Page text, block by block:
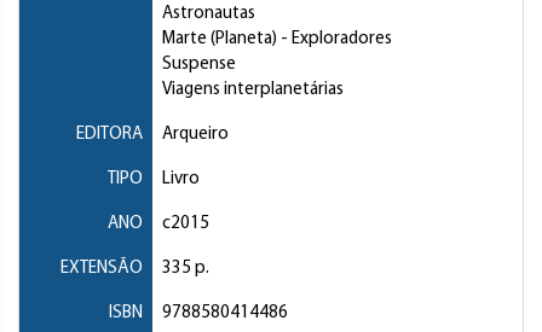
Astronautas
Marte (Planeta) - Exploradores
Suspense
Viagens interplanetárias
EDITORA Arqueiro
TIPO Livro
ANO c2015
EXTENSÃO 335 p.
ISBN 9788580414486